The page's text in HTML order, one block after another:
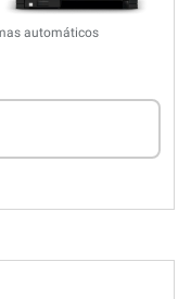
automáticos